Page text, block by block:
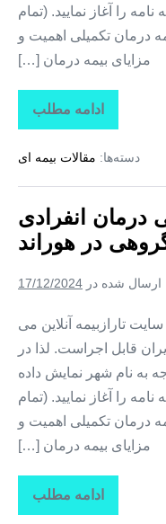
را آغاز نمایید. (تمام
درمان تکمیلی اهمیت و
مزایای بیمه درمان […]
ادامه مطلب
تاراز
بیمه
بیمه
درمان
+
بیمه
درمان
تکمیلی
در
دسته‌ها: مقالات بیمه ای
درمان انفرادی
در هوراند
ارسال شده در 17/12/2024
تارازبیمه آنلاین می
قابل اجراست. لذا در
به نام شهر نمایش داده
را آغاز نمایید. (تمام
درمان تکمیلی اهمیت و
مزایای بیمه درمان […]
ادامه مطلب
تاراز
بیمه